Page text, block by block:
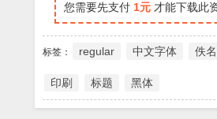
您需要先支付 1元 才能下载此
标签： regular 中文字体 佚名
印刷 标题 黑体